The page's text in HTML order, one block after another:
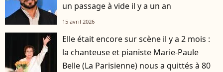
un passage à vide il y a un an
15 avril 2026
Elle était encore sur scène il y a 2 mois :
la chanteuse et pianiste Marie-Paule
Belle (La Parisienne) nous a quittés à 80